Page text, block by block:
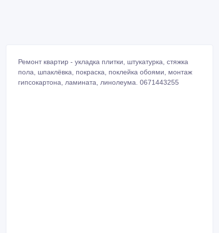
Ремонт квартир - укладка плитки, штукатурка, стяжка
пола, шпаклёвка, покраска, поклейка обоями, монтаж
гипсокартона, ламината, линолеума. 0671443255